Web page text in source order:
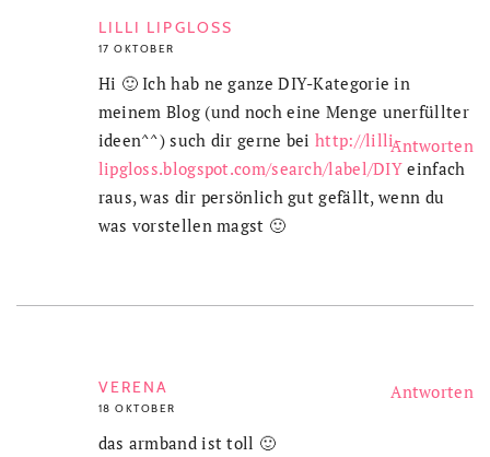
LILLI LIPGLOSS
17 OKTOBER
Hi 🙂 Ich hab ne ganze DIY-Kategorie in
meinem Blog (und noch eine Menge unerfüllter
ideen^^) such dir gerne beihttp://lilli-
lipgloss.blogspot.com/search/label/DIY einfach
raus, was dir persönlich gut gefällt, wenn du
was vorstellen magst 🙂
VERENA
18 OKTOBER
Antworten
das armband ist toll 🙂
Antworten